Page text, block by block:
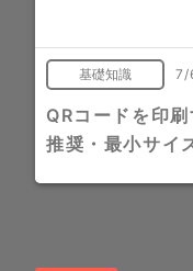
基礎知識 7/
QRコードを印
推奨・最小サイ